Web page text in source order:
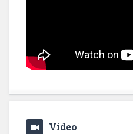
Video